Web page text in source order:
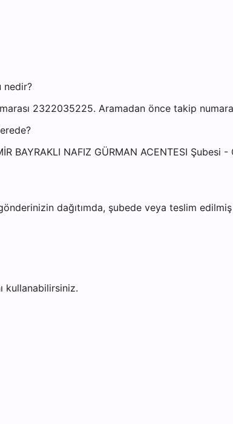
nedir?
2322035225. Aramadan önce takip
BAYRAKLI NAFIZ GÜRMAN ACENTESI Şubesi
dağıtımda, şubede veya teslim
kullanabilirsiniz.